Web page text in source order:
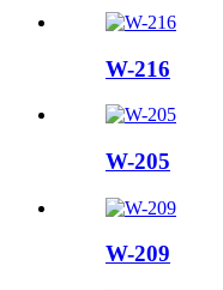
W-216
W-205
W-209